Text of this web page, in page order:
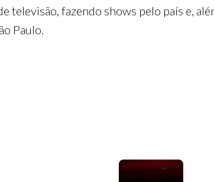
fazendo shows pelo país e,
Paulo.